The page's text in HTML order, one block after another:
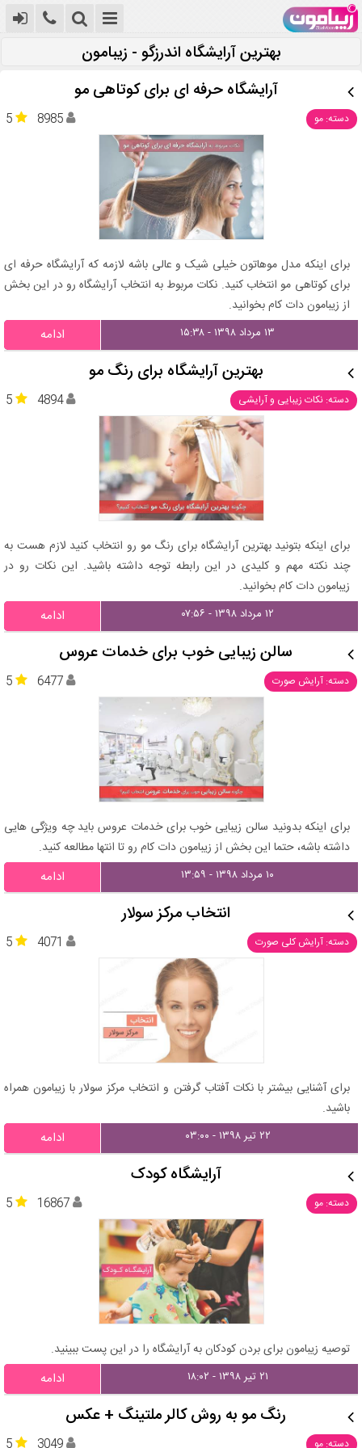
بهترین آرایشگاه اندرزگو - زیبامون
آرایشگاه حرفه ای برای کوتاهی مو
دسته: مو 5 8985
برای اینکه مدل موهاتون خیلی شیک و عالی باشه لازمه که آرایشگاه حرفه ای
برای کوتاهی مو انتخاب کنید. نکات مربوط به انتخاب آرایشگاه رو در این بخش
از زیبامون دات کام بخوانید.
۱۳ مرداد ۱۳۹۸ - ۱۵:۳۸ ادامه
بهترین آرایشگاه برای رنگ مو
دسته: نکات زیبایی و آرایشی 5 4894
برای اینکه بتونید بهترین آرایشگاه برای رنگ مو رو انتخاب کنید لازم هست به
چند نکته مهم و کلیدی در این رابطه توجه داشته باشید. این نکات رو در
زیبامون دات کام بخوانید.
۱۲ مرداد ۱۳۹۸ - ۰۷:۵۶ ادامه
سالن زیبایی خوب برای خدمات عروس
دسته: آرایش صورت 5 6477
برای اینکه بدونید سالن زیبایی خوب برای خدمات عروس باید چه ویژگی هایی
داشته باشه، حتما این بخش از زیبامون دات کام رو تا انتها مطالعه کنید.
۱۰ مرداد ۱۳۹۸ - ۱۳:۵۹ ادامه
انتخاب مرکز سولار
دسته: آرایش کلی صورت 5 4071
برای آشنایی بیشتر با نکات آفتاب گرفتن و انتخاب مرکز سولار با زیبامون همراه
باشید.
۲۲ تیر ۱۳۹۸ - ۰۳:۰۰ ادامه
آرایشگاه کودک
دسته: مو 5 16867
توصیه زیبامون برای بردن کودکان به آرایشگاه را در این پست ببینید.
۲۱ تیر ۱۳۹۸ - ۱۸:۰۲ ادامه
رنگ مو به روش کالر ملتینگ + عکس
دسته: مو